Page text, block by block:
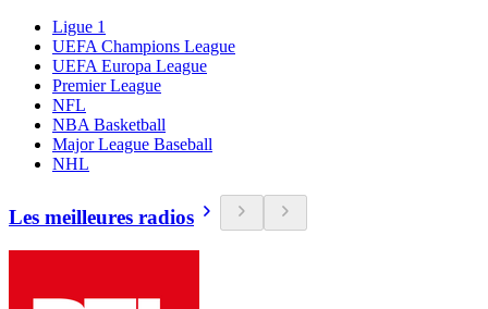
Ligue 1
UEFA Champions League
UEFA Europa League
Premier League
NFL
NBA Basketball
Major League Baseball
NHL
Les meilleures radios